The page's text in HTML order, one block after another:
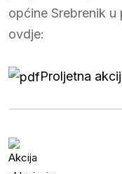
općine Srebrenik
ovdje:
Proljetna